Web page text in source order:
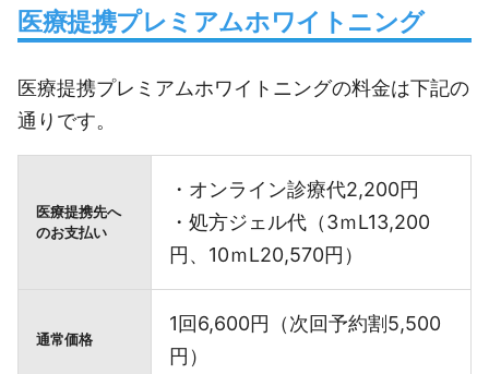
医療提携プレミアムホワイトニング
医療提携プレミアムホワイトニングの料金は下記の
通りです。
医療提携先へ
のお支払い
・オンライン診療代2,200円
・処方ジェル代（3ｍL13,200
円、10ｍL20,570円）
通常価格
1回6,600円（次回予約割5,500
円）